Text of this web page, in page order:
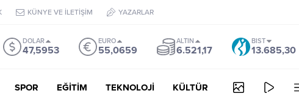
KÜNYE VE İLETİŞİM YAZARLAR
DOLAR
47,5953
EURO
55,0659
ALTIN
6.521,17
BIST
13.685,30
SPOR EĞİTİM TEKNOLOJİ KÜLTÜR